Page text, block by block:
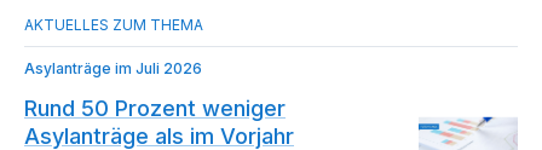
Asylanträge im Juli 2026
Rund 50 Prozent weniger
Asylanträge als im Vorjahr